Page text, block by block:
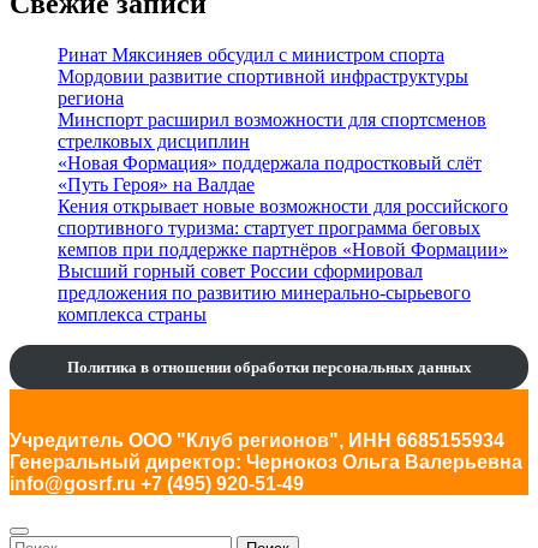
Ринат Мяксиняев обсудил с министром спорта
Мордовии развитие спортивной инфраструктуры
региона
Минспорт расширил возможности для спортсменов
стрелковых дисциплин
«Новая Формация» поддержала подростковый слёт
«Путь Героя» на Валдае
Кения открывает новые возможности для российского
спортивного туризма: стартует программа беговых
кемпов при поддержке партнёров «Новой Формации»
Высший горный совет России сформировал
предложения по развитию минерально-сырьевого
комплекса страны
Политика в отношении обработки персональных данных
Учредитель ООО "Клуб регионов", ИНН 6685155934
Генеральный директор: Чернокоз Ольга Валерьевна
info@gosrf.ru +7 (495) 920-51-49